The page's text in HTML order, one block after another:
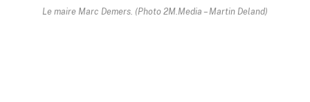
Le maire Marc Demers. (Photo 2M.Media – Martin Deland)